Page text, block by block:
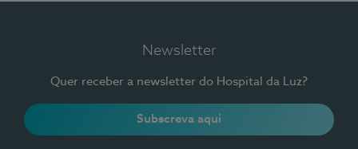
Newsletter
Quer receber a newsletter do Hospital da Luz?
Subscreva aqui